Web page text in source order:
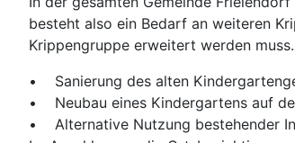
besteht also ein Bedarf an weiteren
Krippengruppe erweitert werden
• Sanierung des alten
• Neubau eines Kindergartens auf
• Alternative Nutzung bestehender